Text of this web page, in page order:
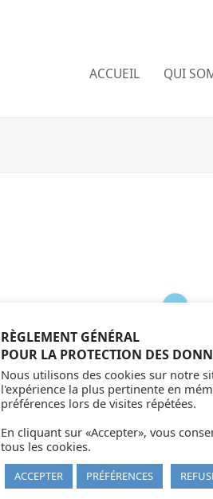
ACCUEIL QUI
RÈGLEMENT GÉNÉRAL
POUR LA PROTECTION DES
Nous utilisons des cookies sur notre
l'expérience la plus pertinente en
préférences lors de visites répétées.
En cliquant sur «Accepter», vous
tous les cookies.
ACCEPTER PRÉFÉRENCES